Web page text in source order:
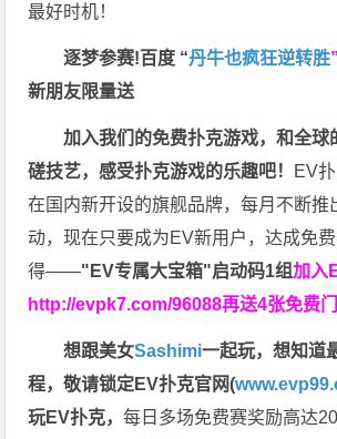
最好时机！
逐梦参赛!百度 “丹牛也疯狂逆转胜”
新朋友限量送
加入我们的免费扑克游戏，和全球
磋技艺，感受扑克游戏的乐趣吧！ EV
在国内新开设的旗舰品牌，每月不断推
动，现在只要成为EV新用户，达成免
得——"EV专属大宝箱"启动码1组加入
http://evpk7.com/96088再送4张免费门
想跟美女Sashimi一起玩，想知道
程，敬请锁定EV扑克官网(
玩EV扑克，每日多场免费赛奖励高达